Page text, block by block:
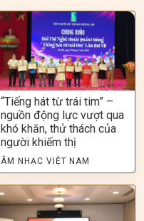
“Tiếng hát từ trái tim” –
nguồn động lực vượt qua
khó khăn, thử thách của
người khiếm thị
ÂM NHẠC VIỆT NAM